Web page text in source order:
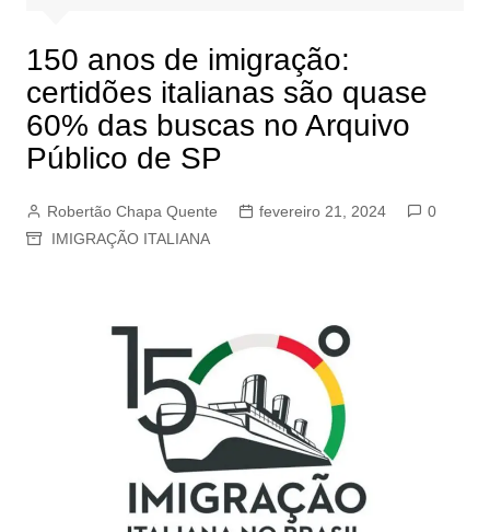
150 anos de imigração:
certidões italianas são quase
60% das buscas no Arquivo
Público de SP
Robertão Chapa Quente fevereiro 21, 2024
0
IMIGRAÇÃO ITALIANA